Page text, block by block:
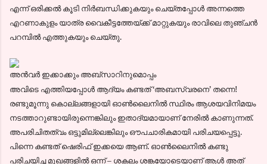
എന്ന്‍ ഒരിക്കല്‍ കൂടി നിര്‍ബന്ധിക്കുകയും ചെയ്തപ്പോള്‍ അന്നത്തെ
എറണാകുളം യാത്ര വൈകീട്ടത്തേയ്ക്ക് മാറ്റുകയും രാവിലെ തുഞ്ചന്‍
പറമ്പില്‍ എത്തുകയും ചെയ്തു.
അന്‍വര്‍ ഇക്കാക്കും അബ്സാറിനുമൊപ്പം
അവിടെ എത്തിയപ്പോള്‍ ആദ്യം കണ്ടത് ‘അബസ്വരനെ’ തന്നെ!
രണ്ടുമൂന്നു കൊല്ലങ്ങളായി ഓണ്‍ലൈനില്‍ സ്ഥിരം ആശയവിനിമയം
നടത്താറുണ്ടായിരുന്നെങ്കിലും ഇതാദ്യമായാണ് നേരില്‍ കാണുന്നത്.
അപരിചിതത്വം ഒട്ടുമില്ലെങ്കിലും ഔപചാരികമായി പരിചയപ്പെട്ടു.
പിന്നെ കണ്ടത് ഷെരിഫ് ഇക്കയെ ആണ്. ഓണ്‍ലൈനില്‍ കണ്ടു
പരിചയിച്ച മുഖങ്ങളില്‍ ഒന്ന് – ശകലം ശങ്കയോടെയാണ് ആള്‍ അത്